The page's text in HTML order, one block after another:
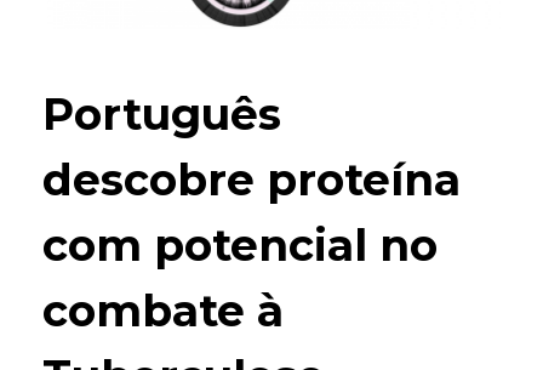
Português
descobre proteína
com potencial no
combate à